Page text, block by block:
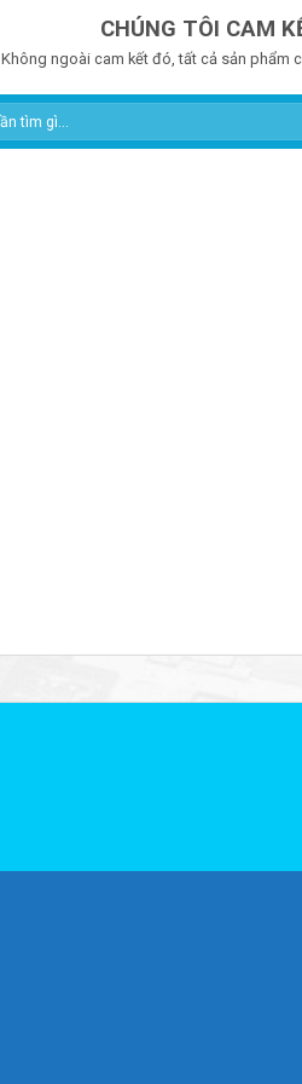
CHÚNG TÔI CAM
Không ngoài cam kết đó, tất cả sản phẩm